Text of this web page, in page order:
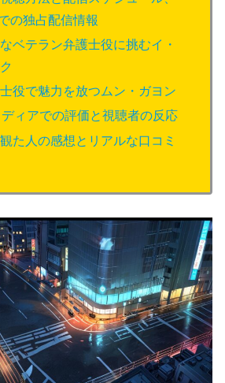
の独占配信情報
ベテラン弁護士役に挑むイ・
役で魅力を放つムン・ガヨン
ィアでの評価と視聴者の反応
た人の感想とリアルな口コミ